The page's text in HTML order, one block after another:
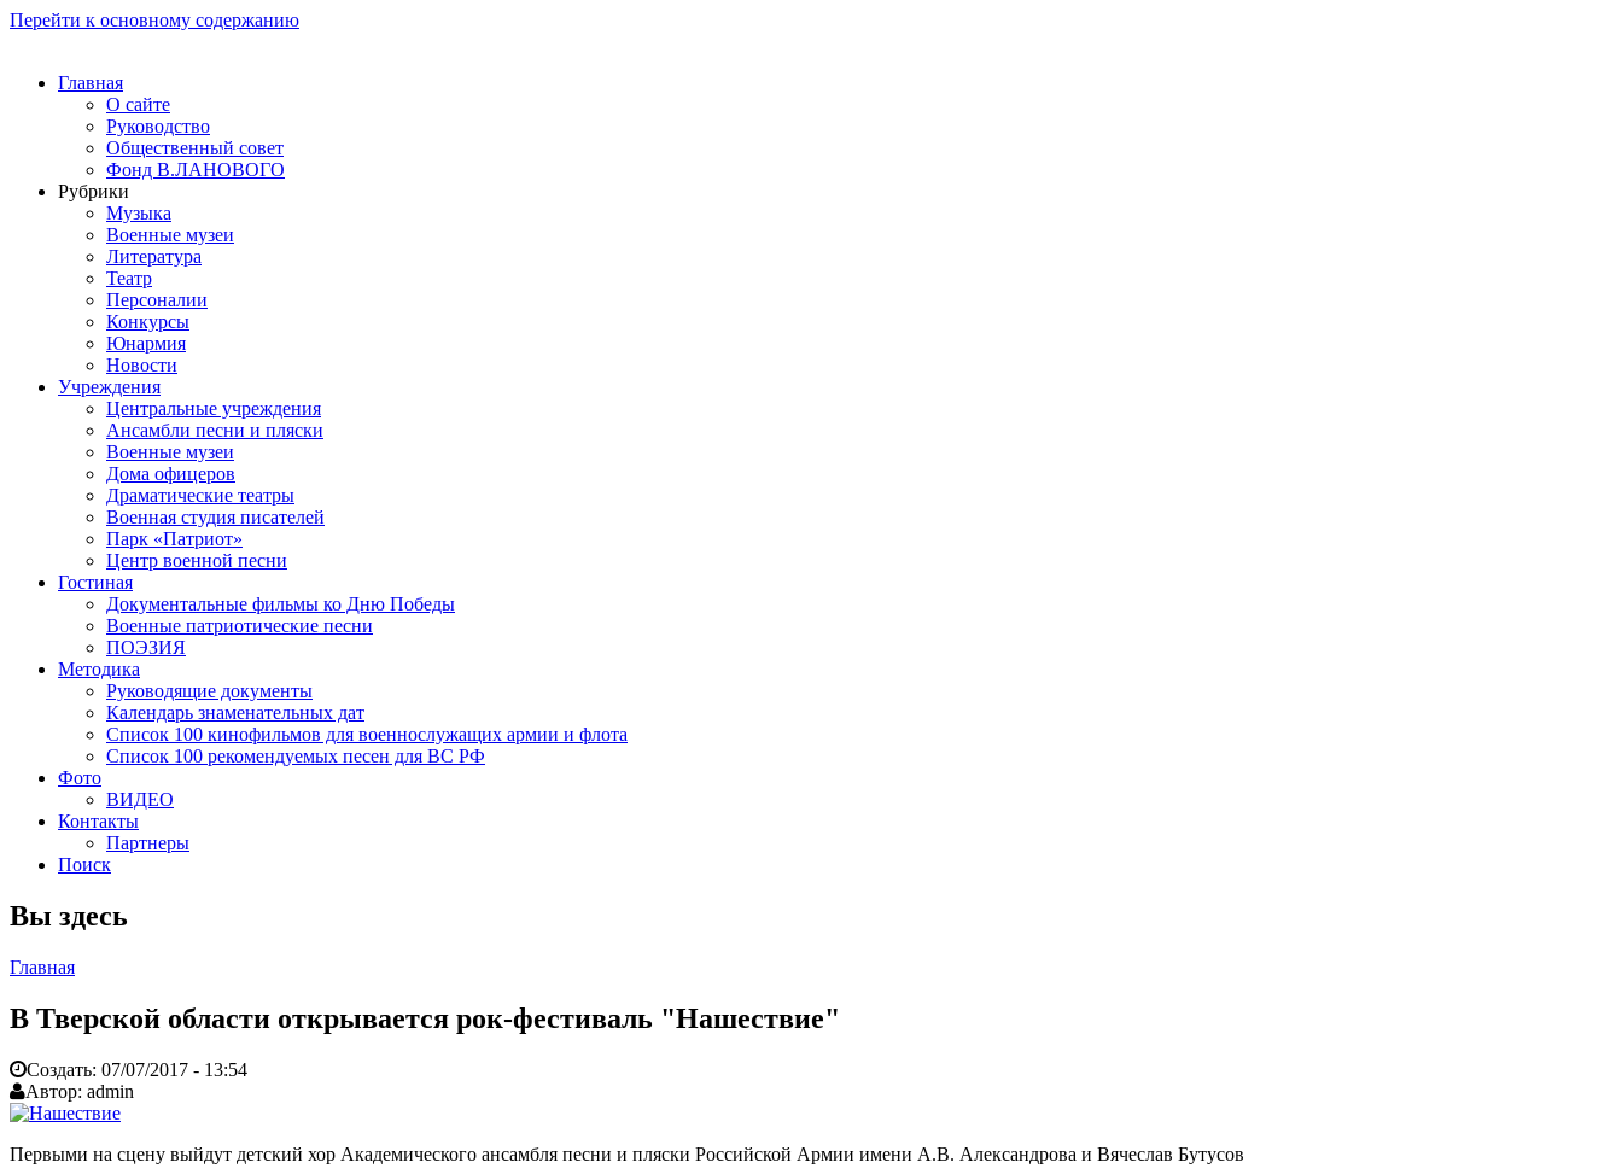
Перейти к основному содержанию
Главная
О сайте
Руководство
Общественный совет
Фонд В.ЛАНОВОГО
Рубрики
Музыка
Военные музеи
Литература
Театр
Персоналии
Конкурсы
Юнармия
Новости
Учреждения
Центральные учреждения
Ансамбли песни и пляски
Военные музеи
Дома офицеров
Драматические театры
Военная студия писателей
Парк «Патриот»
Центр военной песни
Гостиная
Документальные фильмы ко Дню Победы
Военные патриотические песни
ПОЭЗИЯ
Методика
Руководящие документы
Календарь знаменательных дат
Список 100 кинофильмов для военнослужащих армии и флота
Список 100 рекомендуемых песен для ВС РФ
Фото
ВИДЕО
Контакты
Партнеры
Поиск
Вы здесь
Главная
В Тверской области открывается рок-фестиваль "Нашествие"
Создать: 07/07/2017 - 13:54
Автор: admin
Первыми на сцену выйдут детский хор Академического ансамбля песни и пляски Российской Армии имени А.В. Александрова и Вячеслав Бутусов